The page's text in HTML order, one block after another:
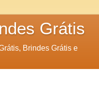
Grátis
Brindes Grátis e